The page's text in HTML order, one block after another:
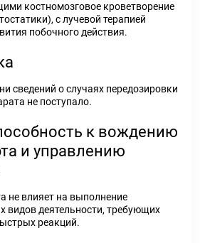
костномозговое кроветворение
с лучевой терапией
побочного действия.
сведений о случаях передозировки
не поступало.
к вождению
и управлению
не влияет на выполнение
видов деятельности, требующих
реакций.